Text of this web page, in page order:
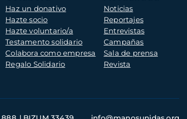
Haz un donativo
Hazte socio
Hazte voluntario/a
Testamento solidario
Colabora como empresa
Regalo Solidario
Noticias
Reportajes
Entrevistas
Campañas
Sala de prensa
Revista